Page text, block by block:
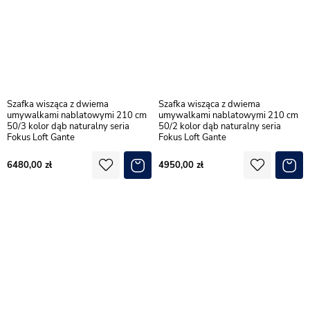
Szafka wisząca z dwiema
umywalkami nablatowymi 210 cm
50/3 kolor dąb naturalny seria
Fokus Loft Gante
6480,00
Szafka wisząca z dwiema
umywalkami nablatowymi 210 cm
50/2 kolor dąb naturalny seria
Fokus Loft Gante
4950,00